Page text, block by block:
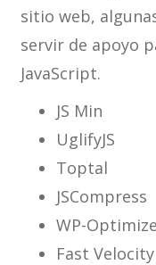
sitio web,
servir de apoyo
JavaScript.
JS Min
UglifyJS
Toptal
JSCompress
WP-Optimize
Fast